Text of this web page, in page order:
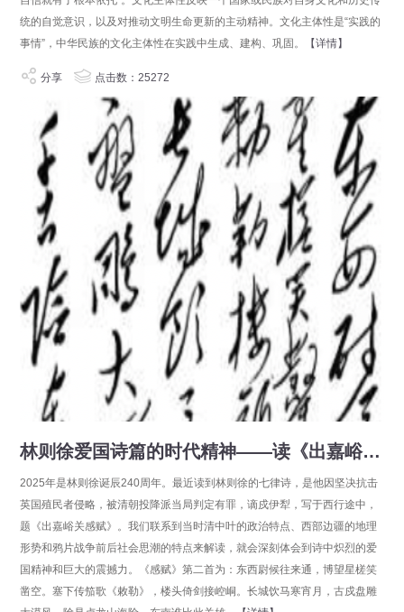
统的自觉意识，以及对推动文明生命更新的主动精神。文化主体性是“实践的
事情”，中华民族的文化主体性在实践中生成、建构、巩固。
【详情】
分享 点击数：25272
林则徐爱国诗篇的时代精神——读《出嘉峪关感赋》有感
2025年是林则徐诞辰240周年。最近读到林则徐的七律诗，是他因坚决抗击
英国殖民者侵略，被清朝投降派当局判定有罪，谪戍伊犁，写于西行途中，
题《出嘉峪关感赋》。我们联系到当时清中叶的政治特点、西部边疆的地理
形势和鸦片战争前后社会思潮的特点来解读，就会深刻体会到诗中炽烈的爱
国精神和巨大的震撼力。《感赋》第二首为：东西尉候往来通，博望星槎笑
凿空。塞下传笳歌《敕勒》，楼头倚剑接崆峒。长城饮马寒宵月，古戍盘雕